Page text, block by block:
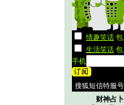
财神占卜